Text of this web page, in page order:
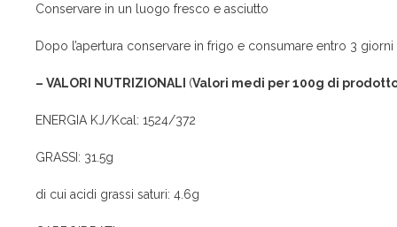
Conservare in un luogo fresco e asciutto
Dopo l’apertura conservare in frigo e consumare entro 3 giorni
– VALORI NUTRIZIONALI (Valori medi per 100g di
ENERGIA KJ/Kcal: 1524/372
GRASSI: 31.5g
di cui acidi grassi saturi: 4.6g